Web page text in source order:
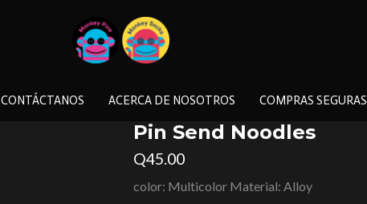
CONTÁCTANOS ACERCA DE NOSOTROS COMPRAS SEGURAS
Pin Send Noodles
Q45.00
color: Multicolor Material: Alloy